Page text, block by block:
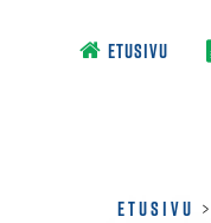
ETUSIVU
Etusivu